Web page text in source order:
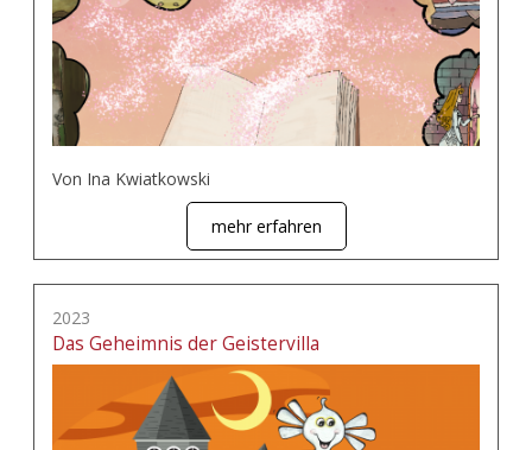
Von Ina Kwiatkowski
mehr erfahren
2023
Das Geheimnis der Geistervilla